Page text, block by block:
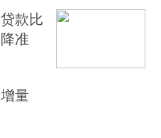
款比
准
量